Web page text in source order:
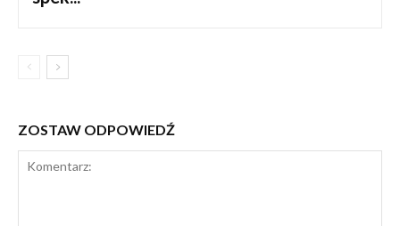
ZOSTAW ODPOWIEDŹ